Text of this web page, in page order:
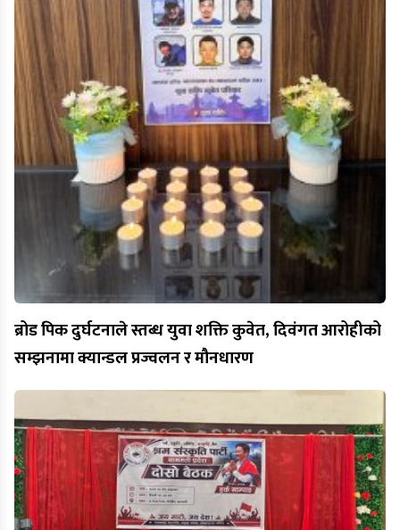
ब्रोड पिक दुर्घटनाले स्तब्ध युवा शक्ति कुवेत, दिवंगत आरोहीको
सम्झनामा क्यान्डल प्रज्वलन र मौनधारण